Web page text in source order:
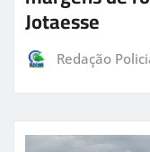
Jotaesse
Redação